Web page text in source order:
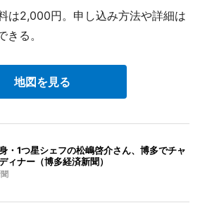
は2,000円。申し込み方法や詳細は
る。
地図を見る
・1つ星シェフの松嶋啓介さん、博多でチャ
ィナー（博多経済新聞）